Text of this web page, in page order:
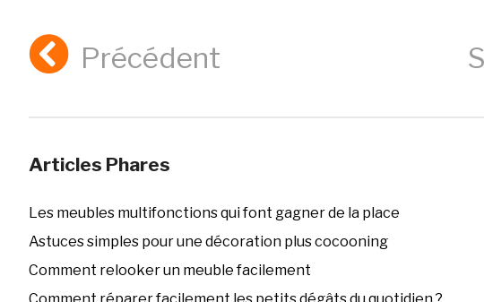
Précédent
Articles Phares
Les meubles multifonctions qui font gagner de la place
Astuces simples pour une décoration plus cocooning
Comment relooker un meuble facilement